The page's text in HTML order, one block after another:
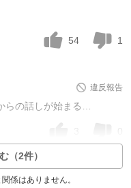
54 1
違反報告
らの話しが始まる…
（2件）
係はありません。